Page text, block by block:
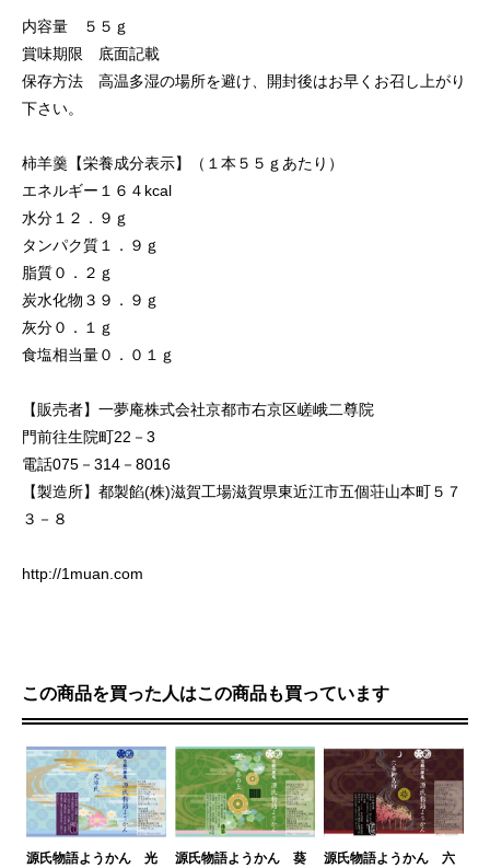
内容量 ５５ｇ
賞味期限 底面記載
保存方法 高温多湿の場所を避け、開封後はお早くお召し上がり
下さい。
柿羊羹【栄養成分表示】（１本５５ｇあたり）
エネルギー１６４kcal
水分１２．９ｇ
タンパク質１．９ｇ
脂質０．２ｇ
炭水化物３９．９ｇ
灰分０．１ｇ
食塩相当量０．０１ｇ
【販売者】一夢庵株式会社京都市右京区嵯峨二尊院
門前往生院町22－3
電話075－314－8016
【製造所】都製餡(株)滋賀工場滋賀県東近江市五個荘山本町５７
３－８
http://1muan.com
この商品を買った人はこの商品も買っています
源氏物語ようかん 光
源氏物語ようかん 葵
源氏物語ようかん 六